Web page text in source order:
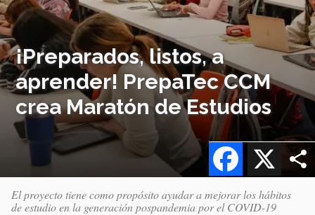
¡Preparados, listos, a
aprender! PrepaTec CCM
crea Maratón de Estudios
X
Facebook
El proyecto tiene como propósito ayudar a mejorar los hábitos
de estudio en la generación pospandemia por el COVID-19